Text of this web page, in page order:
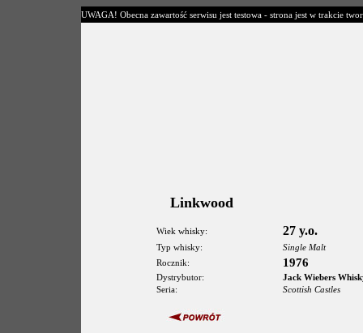
UWAGA! Obecna zawartość serwisu jest testowa - strona jest w trakcie
Linkwood
Wiek whisky: 27 y.o.
Typ whisky:
Single Malt
Rocznik:
1976
Dystrybutor:
Jack Wiebers
Seria:
Scottish Castles